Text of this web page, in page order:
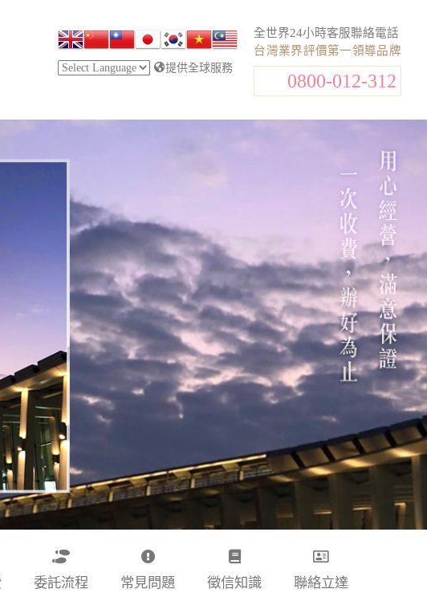
全世界24小時客服聯絡電話
台灣業界評價第一領導品牌
0800-012-312
提供全球服務
委託流程 常見問題 徵信知識 聯絡立達